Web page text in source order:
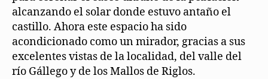
alcanzando el solar donde estuvo antaño el
castillo. Ahora este espacio ha sido
acondicionado como un mirador, gracias a sus
excelentes vistas de la localidad, del valle del
río Gállego y de los Mallos de Riglos.